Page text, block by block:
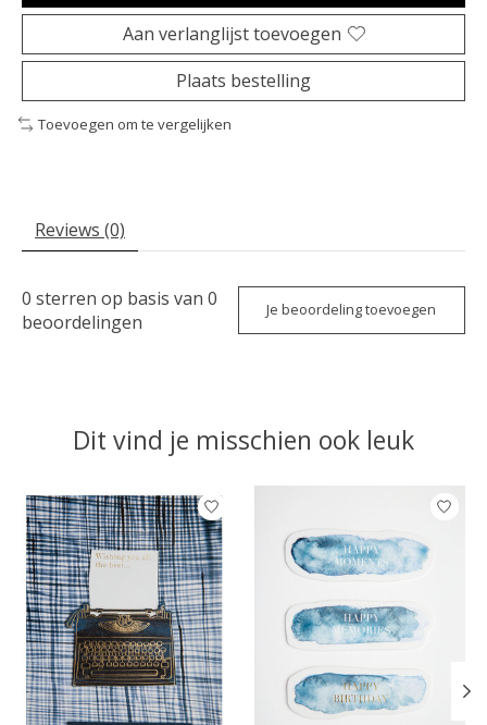
Aan verlanglijst toevoegen
Plaats bestelling
Toevoegen om te vergelijken
Reviews (0)
0 sterren op basis van 0
beoordelingen
Je beoordeling toevoegen
Dit vind je misschien ook leuk
Items van productcarrousel